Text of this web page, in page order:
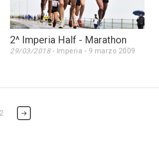
2^ Imperia Half - Marathon
29/03/2018- Imperia - 9 marzo 2009
2